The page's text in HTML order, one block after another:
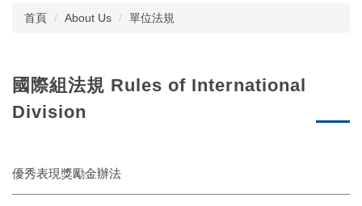
首頁 About Us 單位法規
國際組法規 Rules of International
Division
優秀表現獎勵金辦法